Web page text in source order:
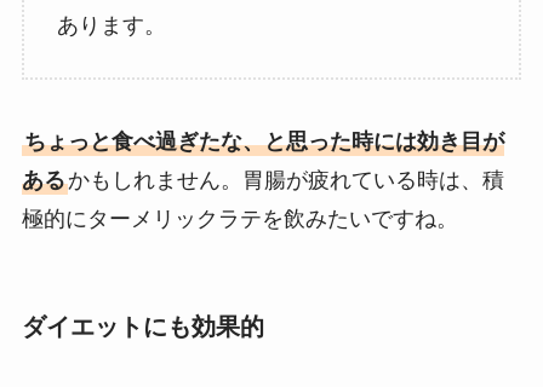
あります。
ちょっと食べ過ぎたな、と思った時には効き目が
あるかもしれません。胃腸が疲れている時は、積
極的にターメリックラテを飲みたいですね。
ダイエットにも効果的